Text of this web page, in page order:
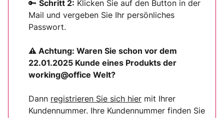
🔑 Schritt 2: Klicken Sie auf den Button in der
Mail und vergeben Sie Ihr persönliches
Passwort.
⚠ Achtung: Waren Sie schon vor dem
22.01.2025 Kunde eines Produkts der
working@office Welt?
Dann registrieren Sie sich hier mit Ihrer
Kundennummer. Ihre Kundennummer finden Sie